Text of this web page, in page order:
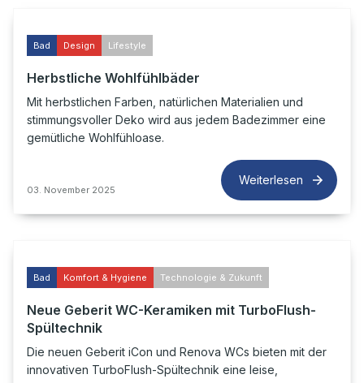
Bad Design Lifestyle
Herbstliche Wohlfühlbäder
Mit herbstlichen Farben, natürlichen Materialien und
stimmungsvoller Deko wird aus jedem Badezimmer eine
gemütliche Wohlfühloase.
03. November 2025
Weiterlesen
Bad Komfort & Hygiene Technologie & Zukunft
Neue Geberit WC-Keramiken mit TurboFlush-
Spültechnik
Die neuen Geberit iCon und Renova WCs bieten mit der
innovativen TurboFlush-Spültechnik eine leise,